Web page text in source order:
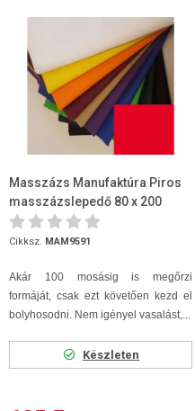
Masszázs Manufaktúra Piros
masszázslepedő 80 x 200
Cikksz. MAM9591
Akár 100 mosásig is megőrzi
formáját, csak ezt követően kezd el
bolyhosodni. Nem igényel vasalást,...
Készleten